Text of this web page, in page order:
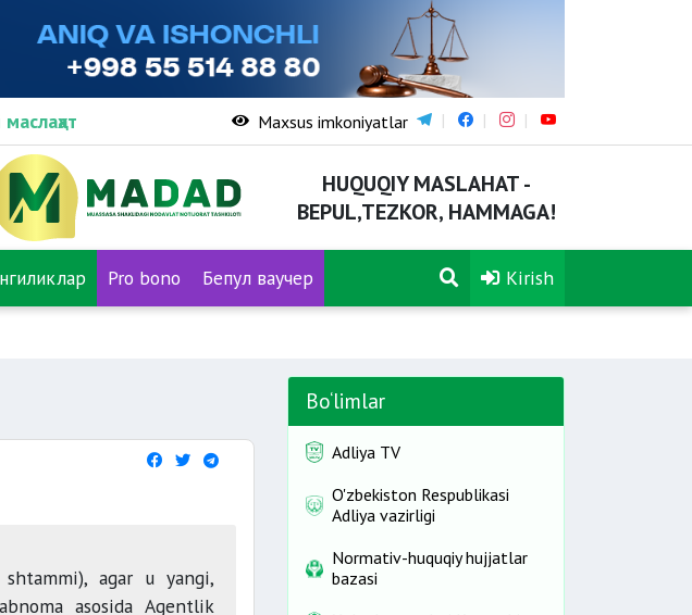
Maxsus imkoniyatlar
HUQUQIY MASLAHAT -
BEPUL,TEZKOR, HAMMAGA!
Pro bono Бепул ваучер Kirish
agar u yangi,
asosida Agentlik
Bo‘limlar
Adliya TV
O'zbekiston Respublikasi
Adliya vazirligi
Normativ-huquqiy hujjatlar
bazasi